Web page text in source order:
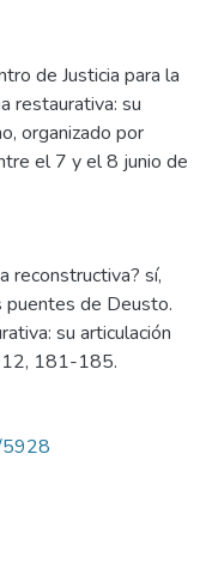
de Justicia para la
restaurativa: su
organizado por
el 7 y el 8 junio de
reconstructiva? sí,
puentes de Deusto.
su articulación
181-185.